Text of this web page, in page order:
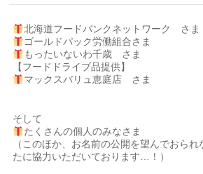
北海道フードバンクネットワーク さま
ゴールドパック労働組合さま
もったいないわ千歳 さま
【フードドライブ品提供】
マックスバリュ恵庭店 さま
そして
たくさんの個人のみなさま
（このほか、お名前の公開を望んでおら
たに協力いただいております…！）